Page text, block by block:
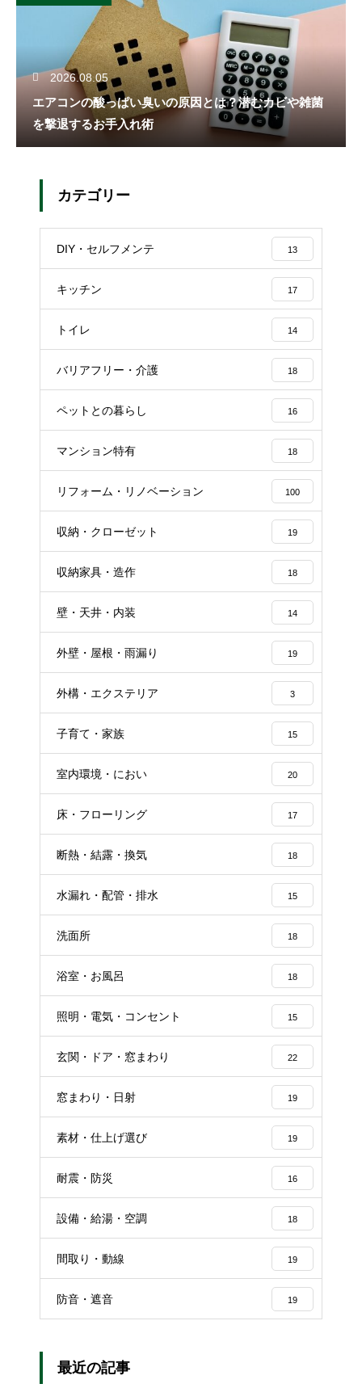
2026.08.05
エアコンの酸っぱい臭いの原因とは？潜むカビや雑菌
を撃退するお手入れ術
カテゴリー
DIY・セルフメンテ 13
キッチン 17
トイレ 14
バリアフリー・介護 18
ペットとの暮らし 16
マンション特有 18
リフォーム・リノベーション 100
収納・クローゼット 19
収納家具・造作 18
壁・天井・内装 14
外壁・屋根・雨漏り 19
外構・エクステリア 3
子育て・家族 15
室内環境・におい 20
床・フローリング 17
断熱・結露・換気 18
水漏れ・配管・排水 15
洗面所 18
浴室・お風呂 18
照明・電気・コンセント 15
玄関・ドア・窓まわり 22
窓まわり・日射 19
素材・仕上げ選び 19
耐震・防災 16
設備・給湯・空調 18
間取り・動線 19
防音・遮音 19
最近の記事